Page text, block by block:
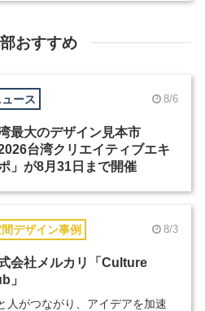
おすすめ
ース 8/6
最大のデザイン見本市
2026台湾クリエイティブエキ
」が8月31日まで開催
間デザイン事例 8/3
会社メルカリ「Culture
」
人がつながり、アイデアを加速